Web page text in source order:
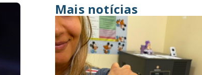
Mais notícias